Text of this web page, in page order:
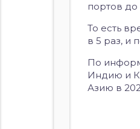
портов до
То есть
в 5 раз, и
По
Индию и
Азию в